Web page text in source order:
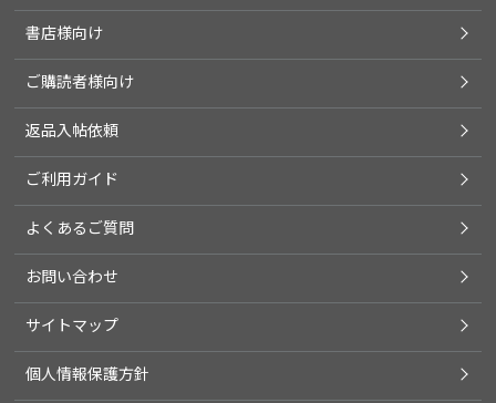
書店様向け
ご購読者様向け
返品入帖依頼
ご利用ガイド
よくあるご質問
お問い合わせ
サイトマップ
個人情報保護方針